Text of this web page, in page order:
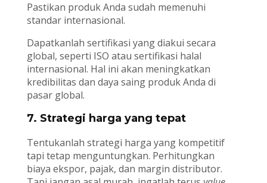
Pastikan produk Anda sudah memenuhi
standar internasional.
Dapatkanlah sertifikasi yang diakui secara
global, seperti ISO atau sertifikasi halal
internasional. Hal ini akan meningkatkan
kredibilitas dan daya saing produk Anda di
pasar global.
7. Strategi harga yang tepat
Tentukanlah strategi harga yang kompetitif
tapi tetap menguntungkan. Perhitungkan
biaya ekspor, pajak, dan margin distributor.